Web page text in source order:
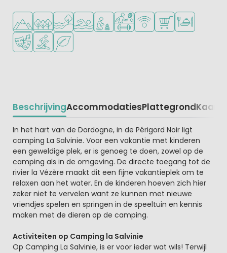
Ligt in de heuvels/bergen
Ligt in een bosrijke omgeving
Ligt bij het water
Openlucht zwembad
Aanbevolen voor jonge kinderen
Veel mogelijkheden om te
WiFi beschikbaar
Campingwinkel/
Restaurant of
Animatieprogramma
Watersportfaciliteiten
Groene ligging
BeschrijvingAccommodatiesPlattegrondKaart
Beschrijving
In het hart van de Dordogne, in de Périgord Noir ligt
camping La Salvinie. Voor een vakantie met kinderen
een geweldige plek, er is genoeg te doen, zowel op de
camping als in de omgeving. De directe toegang tot de
rivier la Vézère maakt dit een fijne vakantieplek om te
relaxen aan het water. En de kinderen hoeven zich hier
zeker niet te vervelen want ze kunnen met nieuwe
vriendjes spelen en springen in de speeltuin en kennis
maken met de dieren op de camping.
Activiteiten op Camping la Salvinie
Op Camping La Salvinie, is er voor ieder wat wils! Terwijl